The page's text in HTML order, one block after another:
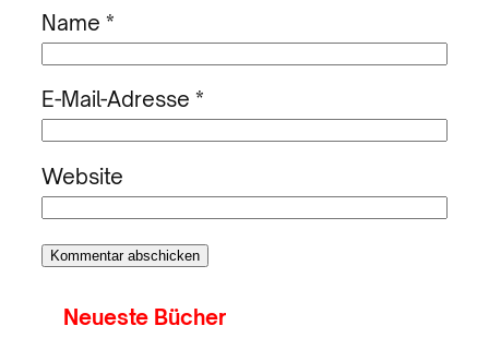
Name *
E-Mail-Adresse *
Website
Neueste Bücher